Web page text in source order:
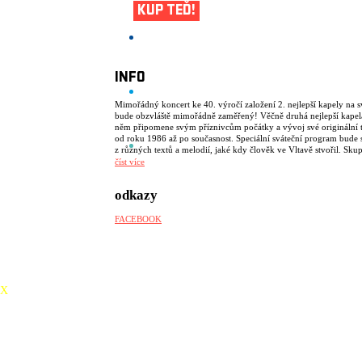
KUP TEĎ!
INFO
Mimořádný koncert ke 40. výročí založení 2. nejlepší kapely na
bude obzvláště mimořádně zaměřený! Věčně druhá nejlepší
něm připomene svým příznivcům počátky a vývoj své originální
od roku 1986 až po současnost. Speciální sváteční program bude
z různých textů a melodií, jaké kdy člověk ve Vltavě stvořil.
vznikla dávno, proto se může zdát, že působí na naší hudební scéně
číst více
odkazy
FACEBOOK
X